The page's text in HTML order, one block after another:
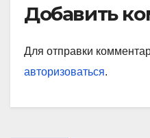
Добавить
Для отправки
авторизоваться.